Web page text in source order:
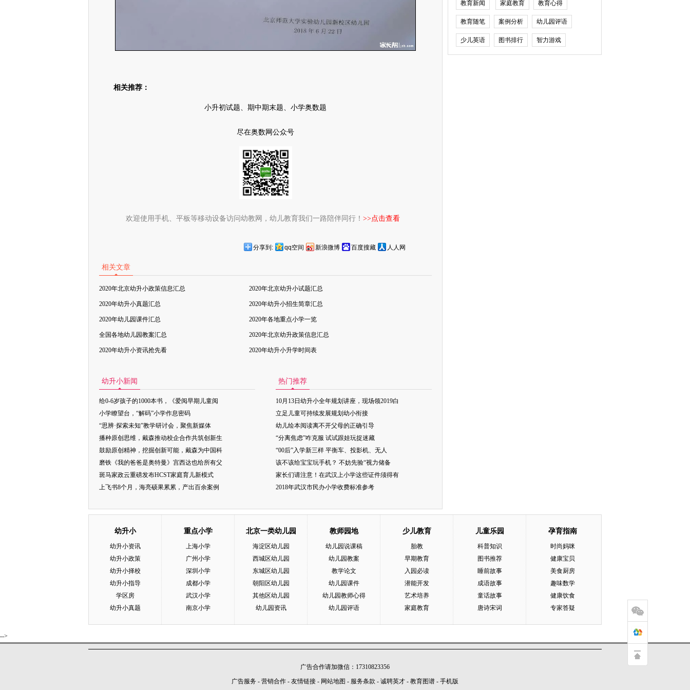
相关推荐：
小升初试题、期中期末题、小学奥数题
尽在奥数网公众号
欢迎使用手机、平板等移动设备访问幼教网，幼儿教育我们一路陪伴同行！ >>点击查看
分享到: qq空间 新浪微博 百度搜藏 人人网
相关文章
2020年北京幼升小政策信息汇总 2020年北京幼升小试题汇总
2020年幼升小真题汇总 2020年幼升小招生简章汇总
2020年幼儿园课件汇总 2020年各地重点小学一览
全国各地幼儿园教案汇总 2020年北京幼升政策信息汇总
2020年幼升小资讯抢先看 2020年幼升小升学时间表
幼升小新闻
给0-6岁孩子的1000本书，《爱阅早期儿童阅
小学瞭望台，“解码”小学作息密码
“思辨·探索未知”教学研讨会，聚焦新媒体
播种原创思维，戴森推动校企合作共筑创新生
鼓励原创精神，挖掘创新可能，戴森为中国科
磨铁《我的爸爸是奥特曼》宫西达也给所有父
斑马家政云重磅发布HCST家庭育儿新模式
上飞书8个月，海亮硕果累累，产出百余案例
热门推荐
10月13日幼升小全年规划讲座，现场领2019白
立足儿童可持续发展规划幼小衔接
幼儿绘本阅读离不开父母的正确引导
“分离焦虑”咋克服 试试跟娃玩捉迷藏
“00后”入学新三样 平衡车、投影机、无人
该不该给宝宝玩手机？ 不妨先验“视力储备
家长们请注意！在武汉上小学这些证件须得有
2018年武汉市民办小学收费标准参考
教育新闻 家庭教育 教育心得
教育随笔 案例分析 幼儿园评语
少儿英语 图书排行 智力游戏
幼升小
幼升小资讯
幼升小政策
幼升小择校
幼升小指导
学区房
幼升小真题
重点小学
上海小学
广州小学
深圳小学
成都小学
武汉小学
南京小学
北京一类幼儿园
海淀区幼儿园
西城区幼儿园
东城区幼儿园
朝阳区幼儿园
其他区幼儿园
幼儿园资讯
教师园地
幼儿园说课稿
幼儿园教案
教学论文
幼儿园课件
幼儿园教师心得
幼儿园评语
少儿教育
胎教
早期教育
入园必读
潜能开发
艺术培养
家庭教育
儿童乐园
科普知识
图书推荐
睡前故事
成语故事
童话故事
唐诗宋词
孕育指南
时尚妈咪
健康宝贝
美食厨房
趣味数学
健康饮食
专家答疑
-->
广告合作请加微信：17310823356
广告服务 - 营销合作 - 友情链接 - 网站地图 - 服务条款 - 诚聘英才 - 教育图谱 - 手机版